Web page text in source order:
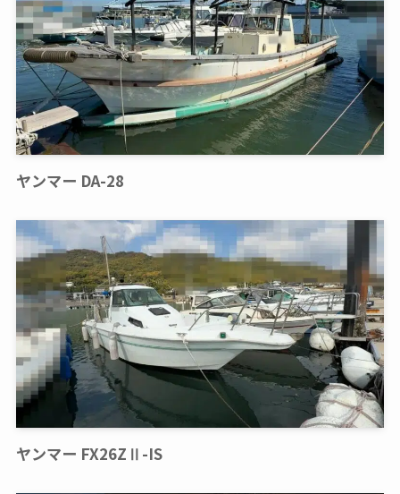
ヤンマー DA-28
ヤンマー FX26ZⅡ-IS